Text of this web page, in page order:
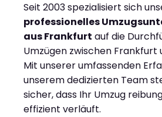
Seit 2003 spezialisiert sich
professionelles
aus Frankfurt auf die
Umzügen zwischen Frankfurt
Mit unserer umfassenden
unserem dedizierten Team
sicher, dass Ihr Umzug
effizient verläuft.